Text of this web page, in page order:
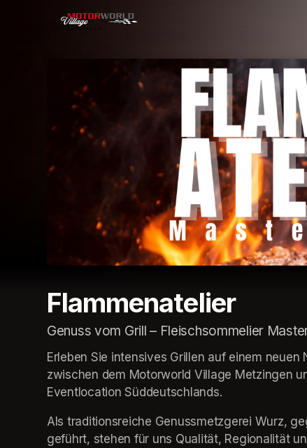
Flammenatelier
Genuss vom Grill – Fleischsommelier
Erleben Sie intensives Grillen auf einem
zwischen dem Motorworld Village Metzingen
Eventlocation Süddeutschlands.
Als traditionsreiche Genussmetzgerei Wurz,
geführt, stehen für uns Qualität, Regionalität